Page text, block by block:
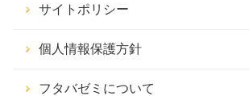
サイトポリシー
個人情報保護方針
フタバゼミについて